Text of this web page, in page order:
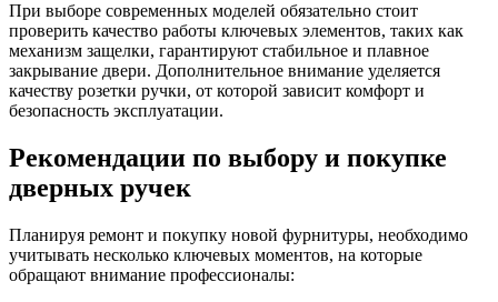
При выборе современных моделей обязательно стоит
проверить качество работы ключевых элементов, таких как
механизм защелки, гарантируют стабильное и плавное
закрывание двери. Дополнительное внимание уделяется
качеству розетки ручки, от которой зависит комфорт и
безопасность эксплуатации.
Рекомендации по выбору и покупке
дверных ручек
Планируя ремонт и покупку новой фурнитуры, необходимо
учитывать несколько ключевых моментов, на которые
обращают внимание профессионалы: